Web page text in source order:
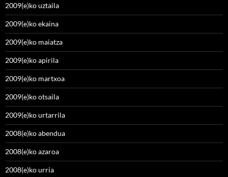
2009(e)ko uztaila
2009(e)ko ekaina
2009(e)ko maiatza
2009(e)ko apirila
2009(e)ko martxoa
2009(e)ko otsaila
2009(e)ko urtarrila
2008(e)ko abendua
2008(e)ko azaroa
2008(e)ko urria